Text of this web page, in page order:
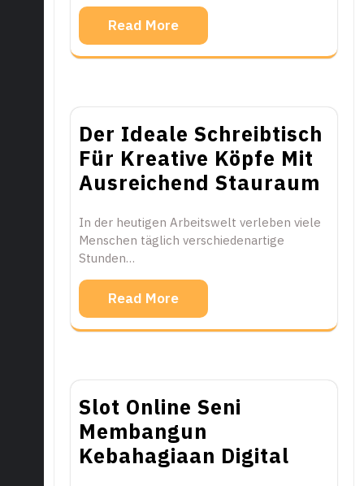
Read More
Der Ideale Schreibtisch
Für Kreative Köpfe Mit
Ausreichend Stauraum
In der heutigen Arbeitswelt verleben viele
Menschen täglich verschiedenartige
Stunden…
Read More
Slot Online Seni
Membangun
Kebahagiaan Digital